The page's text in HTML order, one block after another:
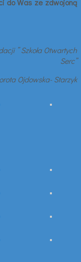
do Was ze zdwojoną
” Szkoła Otwartych
Serc”
Ojdowska- Starzyk